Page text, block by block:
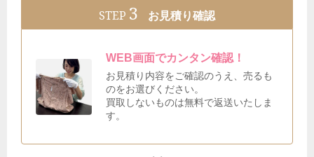
STEP 3 お見積り確認
WEB画面でカンタン確認！
お見積り内容をご確認のうえ、売るも
のをお選びください。
買取しないものは無料で返送いたしま
す。